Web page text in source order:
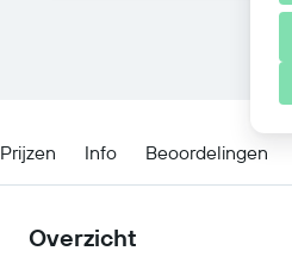
Prijzen Info Beoordelingen
Overzicht